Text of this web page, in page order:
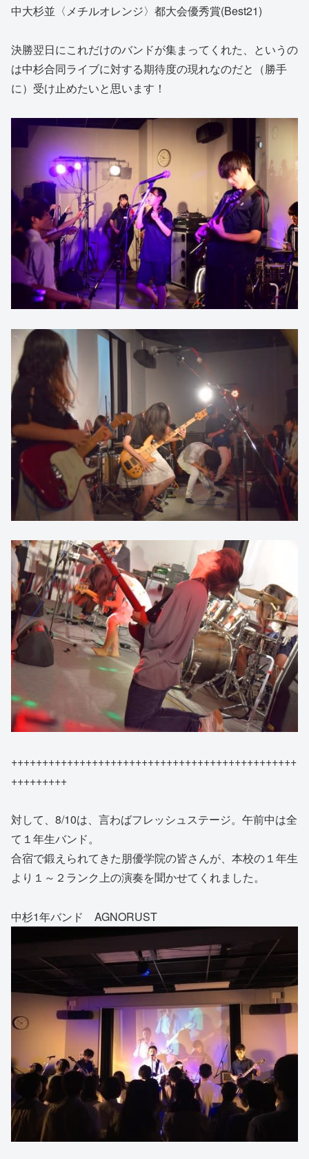
中大杉並〈メチルオレンジ〉都大会優秀賞(Best21)
決勝翌日にこれだけのバンドが集まってくれた、というの
は中杉合同ライブに対する期待度の現れなのだと（勝手
に）受け止めたいと思います！
++++++++++++++++++++++++++++++++++++++++++++++
+++++++++
対して、8/10は、言わばフレッシュステージ。午前中は全
て１年生バンド。
合宿で鍛えられてきた朋優学院の皆さんが、本校の１年生
より１～２ランク上の演奏を聞かせてくれました。
中杉1年バンド AGNORUST